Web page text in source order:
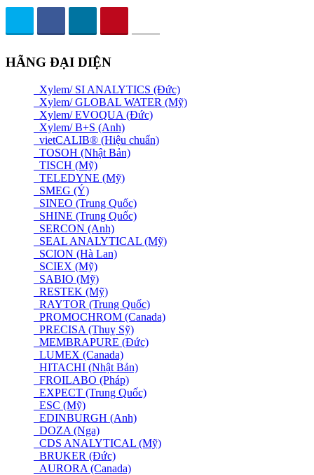
HÃNG ĐẠI DIỆN
Xylem/ SI ANALYTICS (Đức)
Xylem/ GLOBAL WATER (Mỹ)
Xylem/ EVOQUA (Đức)
Xylem/ B+S (Anh)
vietCALIB® (Hiệu chuẩn)
TOSOH (Nhật Bản)
TISCH (Mỹ)
TELEDYNE (Mỹ)
SMEG (Ý)
SINEO (Trung Quốc)
SHINE (Trung Quốc)
SERCON (Anh)
SEAL ANALYTICAL (Mỹ)
SCION (Hà Lan)
SCIEX (Mỹ)
SABIO (Mỹ)
RESTEK (Mỹ)
RAYTOR (Trung Quốc)
PROMOCHROM (Canada)
PRECISA (Thuỵ Sỹ)
MEMBRAPURE (Đức)
LUMEX (Canada)
HITACHI (Nhật Bản)
FROILABO (Pháp)
EXPECT (Trung Quốc)
ESC (Mỹ)
EDINBURGH (Anh)
DOZA (Nga)
CDS ANALYTICAL (Mỹ)
BRUKER (Đức)
AURORA (Canada)